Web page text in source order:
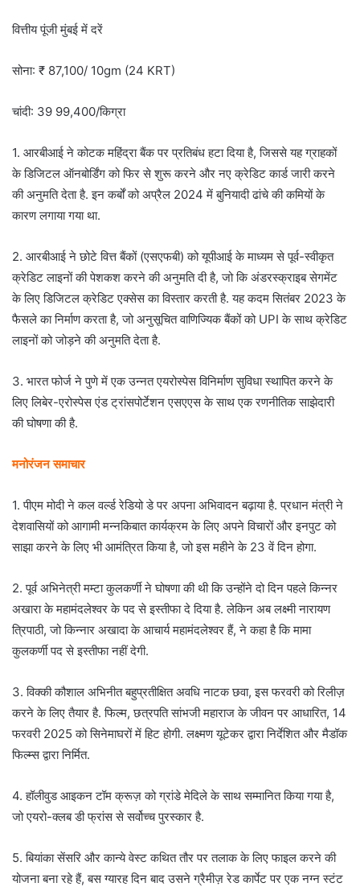
वित्तीय पूंजी मुंबई में दरें
सोना: ₹ 87,100/ 10gm (24 KRT)
चांदी: 39 99,400/किग्रा
1. आरबीआई ने कोटक महिंद्रा बैंक पर प्रतिबंध हटा दिया है, जिससे यह ग्राहकों
के डिजिटल ऑनबोर्डिंग को फिर से शुरू करने और नए क्रेडिट कार्ड जारी करने
की अनुमति देता है. इन कर्बों को अप्रैल 2024 में बुनियादी ढांचे की कमियों के
कारण लगाया गया था.
2. आरबीआई ने छोटे वित्त बैंकों (एसएफबी) को यूपीआई के माध्यम से पूर्व-स्वीकृत
क्रेडिट लाइनों की पेशकश करने की अनुमति दी है, जो कि अंडरस्क्राइब सेगमेंट
के लिए डिजिटल क्रेडिट एक्सेस का विस्तार करती है. यह कदम सितंबर 2023 के
फैसले का निर्माण करता है, जो अनुसूचित वाणिज्यिक बैंकों को UPI के साथ क्रेडिट
लाइनों को जोड़ने की अनुमति देता है.
3. भारत फोर्ज ने पुणे में एक उन्नत एयरोस्पेस विनिर्माण सुविधा स्थापित करने के
लिए लिबेर-एरोस्पेस एंड ट्रांसपोर्टेशन एसएएस के साथ एक रणनीतिक साझेदारी
की घोषणा की है.
मनोरंजन समाचार
1. पीएम मोदी ने कल वर्ल्ड रेडियो डे पर अपना अभिवादन बढ़ाया है. प्रधान मंत्री ने
देशवासियों को आगामी मन्नकिबात कार्यक्रम के लिए अपने विचारों और इनपुट को
साझा करने के लिए भी आमंत्रित किया है, जो इस महीने के 23 वें दिन होगा.
2. पूर्व अभिनेत्री मम्टा कुलकर्णी ने घोषणा की थी कि उन्होंने दो दिन पहले किन्नर
अखारा के महामंदलेश्वर के पद से इस्तीफा दे दिया है. लेकिन अब लक्ष्मी नारायण
त्रिपाठी, जो किन्नार अखादा के आचार्य महामंदलेश्वर हैं, ने कहा है कि मामा
कुलकर्णी पद से इस्तीफा नहीं देगी.
3. विक्की कौशाल अभिनीत बहुप्रतीक्षित अवधि नाटक छवा, इस फरवरी को रिलीज़
करने के लिए तैयार है. फिल्म, छत्रपति सांभजी महाराज के जीवन पर आधारित, 14
फरवरी 2025 को सिनेमाघरों में हिट होगी. लक्ष्मण यूटेकर द्वारा निर्देशित और मैडॉक
फिल्म्स द्वारा निर्मित.
4. हॉलीवुड आइकन टॉम क्रूज़ को ग्रांडे मेदिले के साथ सम्मानित किया गया है,
जो एयरो-क्लब डी फ्रांस से सर्वोच्च पुरस्कार है.
5. बियांका सेंसरि और कान्ये वेस्ट कथित तौर पर तलाक के लिए फाइल करने की
योजना बना रहे हैं, बस ग्यारह दिन बाद उसने ग्रैमीज़ रेड कार्पेट पर एक नग्न स्टंट